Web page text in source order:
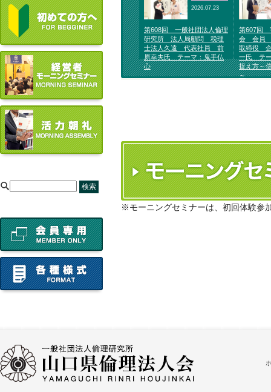
2026.07.23
第608回 一般社団法人倫理
研究所 法人局顧問 税理
士法人久遠 代表社員 前
原幸夫氏 テーマ：鬼手仏
心
第607回
会 会員
取締役
一氏 テー
捉え方～
～
※モーニングセミナーは、初回体験参
[